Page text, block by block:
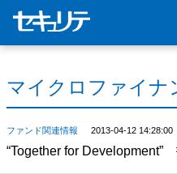
マイクロファイナ
ファンド関連情報 2013-04-12 14:28:00
“Together for